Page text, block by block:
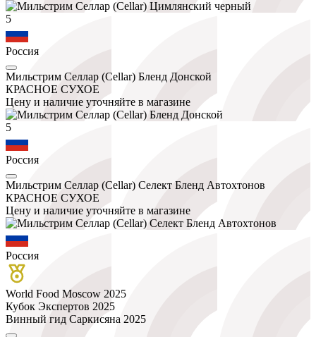
5
Россия
Мильстрим Селлар (Cellar) Бленд Донской
КРАСНОЕ СУХОЕ
Цену и наличие уточняйте в магазине
5
Россия
Мильстрим Селлар (Cellar) Селект Бленд Автохтонов
КРАСНОЕ СУХОЕ
Цену и наличие уточняйте в магазине
Россия
World Food Moscow 2025
Кубок Экспертов 2025
Винный гид Саркисяна 2025